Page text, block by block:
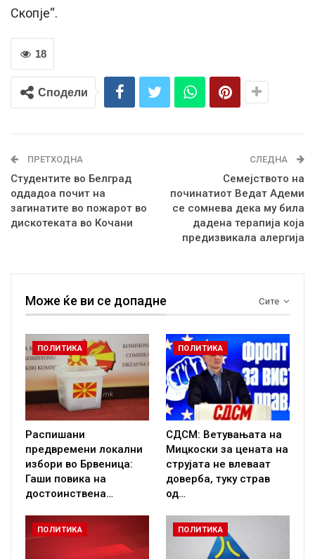
Скопје“.
18
Сподели
ПРЕТХОДНА
Студентите во Белград
оддадоа почит на
загинатите во пожарот во
дискотеката во Кочани
СЛЕДНА
Семејството на
починатиот Ведат Адеми
се сомнева дека му била
дадена терапија која
предизвикала алергија
Сите
Може ќе ви се допадне
ПОЛИТИКА
Распишани
предвремени локални
избори во Брвеница:
Гаши повика на
достоинствена…
ПОЛИТИКА
СДСМ: Ветувањата на
Мицкоски за цената на
струјата не влеваат
доверба, туку страв
од…
ПОЛИТИКА ПОЛИТИКА